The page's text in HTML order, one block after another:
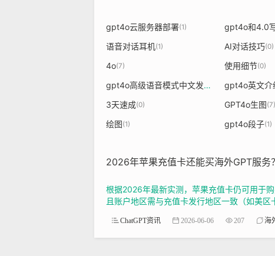
gpt4o云服务器部署(1) gpt4o和4.0
语音对话耳机(1) AI对话技巧(0)
4o(7) 使用细节(0)
gpt4o高级语音模式中文发音 gpt4o英文介
3天速成(0) GPT4o生图(7)
绘图(1) gpt4o段子(1)
2026年苹果充值卡还能买海外GPT服务
根据2026年最新实测，苹果充值卡仍可用于
且账户地区需与充值卡发行地区一致（如美区
ChatGPT资讯 2026-06-06 207 海